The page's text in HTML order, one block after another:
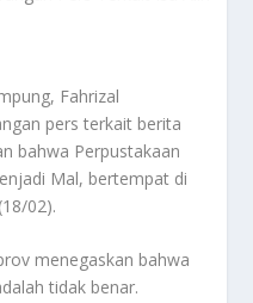
Fahrizal
pers terkait berita
bahwa Perpustakaan
Mal, bertempat di
02).
menegaskan bahwa
tidak benar.